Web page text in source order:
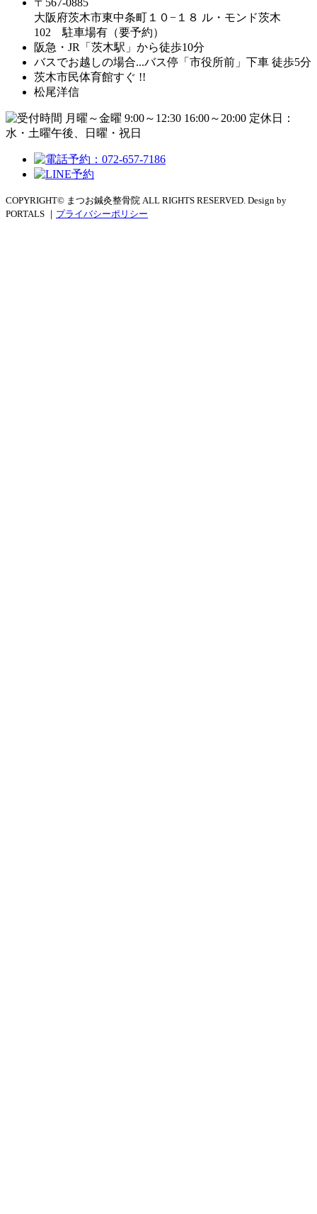
〒567-0885
大阪府茨木市東中条町１０−１８ ル・モンド茨木
102 駐車場有（要予約）
阪急・JR「茨木駅」から徒歩10分
バスでお越しの場合...バス停「市役所前」下車 徒歩5分
茨木市民体育館すぐ !!
松尾洋信
COPYRIGHT© まつお鍼灸整骨院 ALL RIGHTS RESERVED. Design by
PORTALS ｜ プライバシーポリシー